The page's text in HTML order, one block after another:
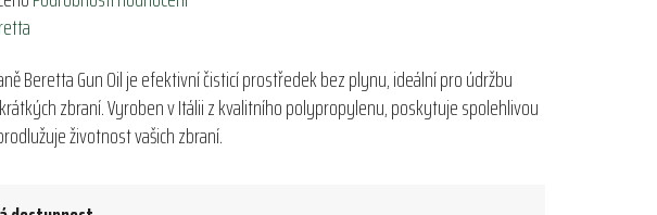
Beretta Gun Oil je efektivní čisticí prostředek bez plynu, ideální pro údržbu
zbraní. Vyroben v Itálii z kvalitního polypropylenu, poskytuje spolehlivou
životnost vašich zbraní.